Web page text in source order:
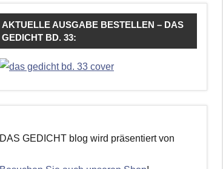
AKTUELLE AUSGABE BESTELLEN – DAS
GEDICHT BD. 33:
DAS GEDICHT blog wird präsentiert von